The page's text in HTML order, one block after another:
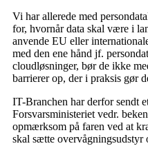
Vi har allerede med
for, hvornår data skal være i
anvende EU eller
med den ene hånd jf.
cloudløsninger, bør de ikke
barrierer op, der i praksis gør
IT-Branchen har derfor sendt
Forsvarsministeriet vedr.
opmærksom på faren ved at
skal sætte overvågningsudstyr